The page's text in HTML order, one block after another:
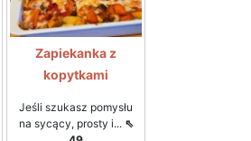
Zapiekanka z
kopytkami
Jeśli szukasz pomysłu
na sycący, prosty i... ⇖